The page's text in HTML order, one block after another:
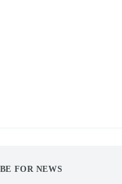
FOR NEWS